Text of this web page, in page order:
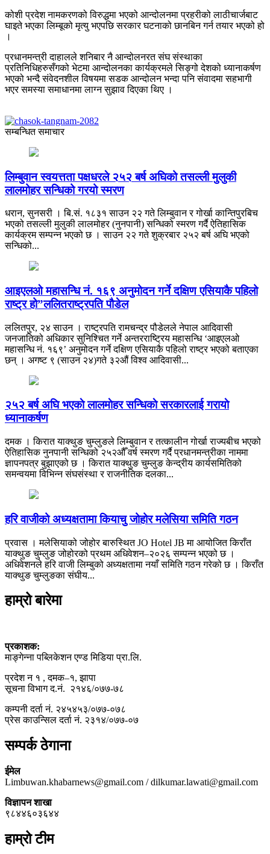
कोशी प्रदेश नामकरणको विरुद्धमा भएको आन्दोलनमा प्रहरीको लाठीचार्जबाट
घाइते भएका लिम्बूको मृत्यु भएपछि सरकार घटनाको छानबिन गर्न तयार भएको हो
।
प्रधानमन्त्री दाहालले शनिबार नै आन्दोलनरत संघ संस्थाका
प्रतिनिधिहरुसँगको भेटमा आन्दोलनका कार्यक्रमले सिङ्गो देशको ध्यानाकर्षण
भएको भन्दै संवेदनशील विषयमा सडक आन्दोलन भन्दा पनि संवादमा सहभागी
भएर समस्या समाधानमा लाग्न सुझाव दिएका थिए ।
सम्बन्धित समाचार
लिम्बुवान स्वयत्तता पक्षधरले २५२ बर्ष अघिको तसल्ली मुलुकी
लालमोहर सन्धिको गरयो स्मरण
धरान, सुनसरी । बि.सं. १८३१ साउन २२ गते लिम्बुवान र गोर्खा कान्तिपुरबिच
भएको तसल्ली मुलुकी लालमोहर (नुनपानी) सन्धिको स्मरण गर्दै ऐतिहासिक
कार्यक्रम सम्पन्न भएको छ । साउन २२ गते शुक्रबार २५२ बर्ष अघि भएको
सन्धिको...
आइएलओ महासन्धि नं. १६९ अनुमोदन गर्ने दक्षिण एसियाकै पहिलो
राष्ट्र हो”ललितराष्ट्रपति पौडेल
ललितपुर, २४ साउन । राष्ट्रपति रामचन्द्र पौडेलले नेपाल आदिवासी
जनजातिको अधिकार सुनिश्चित गर्ने अन्तरराष्ट्रिय महासन्धि ‘आइएलओ
महासन्धि नं. १६९’ अनुमोदन गर्ने दक्षिण एसियाकै पहिलो राष्ट्र भएको बताएका
छन् । अगष्ट ९ (साउन २४)गते ३२औं विश्व आदिवासी...
२५२ बर्ष अघि भएकाे लालमाेहर सन्धिकाे सरकारलाई गरायाे
ध्यानाकर्षण
दमक । किरात याक्थुङ चुम्लुङले लिम्बुवान र तत्कालीन गोर्खा राज्यबीच भएको
ऐतिहासिक नुनपानी सन्धिको २५२औँ वर्ष स्मरण गर्दै प्रधानमन्त्रीका नाममा
ज्ञापनपत्र बुझाएको छ । किरात याक्थुङ चुम्लुङ केन्द्रीय कार्यसमितिको
समन्वयमा विभिन्न संघसंस्था र राजनीतिक दलका...
हरि वाजीको अध्यक्षतामा कियाचु जोहोर मलेसिया समिति गठन
प्रवास । मलेसियाको जोहोर बारुस्थित JO Hotel JB मा आयोजित किराँत
याक्थुङ चुम्लुङ जोहोरको प्रथम अधिवेशन–२०२६ सम्पन्न भएको छ ।
अधिवेशनले हरि वाजी लिम्बुको अध्यक्षतामा नयाँ समिति गठन गरेको छ । किराँत
याक्थुङ चुम्लुङका संघीय...
हाम्रो बारेमा
प्रकाशक:
माङ्गेन्ना पब्लिकेशन एण्ड मिडिया प्रा.लि.
प्रदेश न १ , दमक–१, झापा
सूचना विभाग द.नं. २१४६/०७७-७८
कम्पनी दर्ता नं. २४५४५३/०७७-०७८
प्रेस काउन्सिल दर्ता नं. २३१४/०७७-०७
सम्पर्क ठेगाना
ईमेल
Limbuwan.khabarnews@gmail.com / dilkumar.lawati@gmail.com
विज्ञापन शाखा
९८४४६०३६४४
हाम्रो टीम